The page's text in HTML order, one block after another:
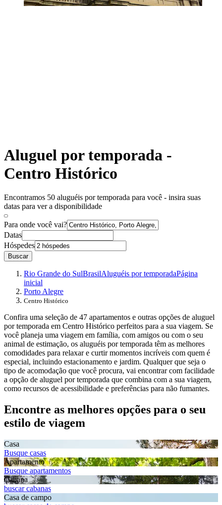
Aluguel por temporada -
Centro Histórico
Encontramos 50 aluguéis por temporada para você - insira suas
datas para ver a disponibilidade
Para onde você vai?
Datas
Hóspedes
Buscar
Rio Grande do SulBrasilAluguéis por temporadaPágina
inicial
Porto Alegre
Centro Histórico
Confira uma seleção de 47 apartamentos e outras opções de aluguel
por temporada em Centro Histórico perfeitos para a sua viagem. Se
você planeja uma viagem em família, com amigos ou com o seu
animal de estimação, os aluguéis por temporada têm as melhores
comodidades para relaxar e curtir momentos incríveis com quem é
especial, incluindo estacionamento e jardim. Qualquer que seja o
tipo de acomodação que você procura, vai encontrar com facilidade
a opção de aluguel por temporada que combina com a sua viagem,
como recursos de acessibilidade e preferências para não fumantes.
Encontre as melhores opções para o seu
estilo de viagem
Casa
Busque casas
Apartamento
Busque apartamentos
Cabana
buscar cabanas
Casa de campo